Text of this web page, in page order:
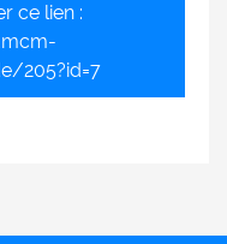
ce lien :
205?id=7